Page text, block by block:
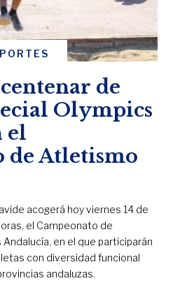
de
Olympics
el
de Atletismo
acogerá hoy viernes 14 de
el Campeonato de
en el que participarán
con diversidad funcional
andaluzas.